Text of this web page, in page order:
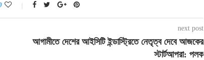
next post
আগামীতে দেশের আইসিটি ইন্ডাস্ট্রিতে নেতৃত্ব দেবে আজকের
স্টার্টআপরা: পলক